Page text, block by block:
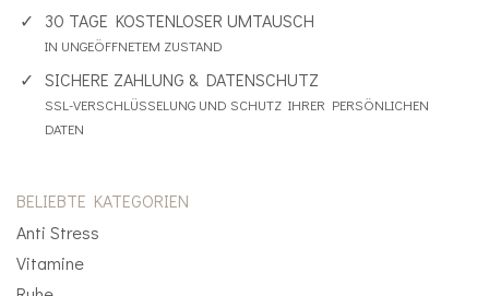
30 TAGE KOSTENLOSER UMTAUSCH
IN UNGEÖFFNETEM ZUSTAND
SICHERE ZAHLUNG & DATENSCHUTZ
SSL-VERSCHLÜSSELUNG UND SCHUTZ IHRER PERSÖNLICHEN
DATEN
BELIEBTE KATEGORIEN
Anti Stress
Vitamine